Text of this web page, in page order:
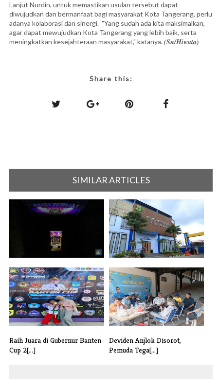
Lanjut Nurdin, untuk memastikan usulan tersebut dapat
diwujudkan dan bermanfaat bagi masyarakat Kota Tangerang, perlu
adanya kolaborasi dan sinergi. "Yang sudah ada kita maksimalkan,
agar dapat mewujudkan Kota Tangerang yang lebih baik, serta
meningkatkan kesejahteraan masyarakat," katanya.(Sn/Hiwata)
Share this:
SIMILAR ARTICLES
Dugaan Praktik Perjudian di
Dazz X [...]
Dugaan Penggelapan Oleh
Oknum Pegaw[...]
Raih Juara di Gubernur Banten
Cup 2[...]
Deviden Anjlok Disorot,
Pemuda Tega[...]